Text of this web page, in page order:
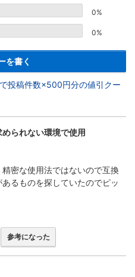
0%
0%
を書く
投稿件数×500円分の値引クー
られない環境で使用
密な使用法ではないので互換
るものを探していたのでピッ
参考になった